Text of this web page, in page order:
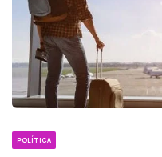
POLÍTICA